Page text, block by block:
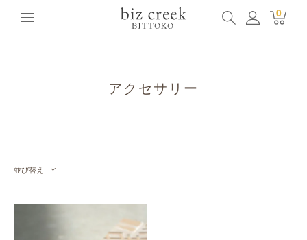
0
その他 アクセサリー
アクセサリー
並び替え